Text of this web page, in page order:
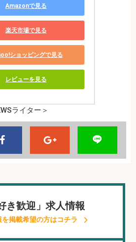
Amazonで見る
楽天市場で見る
ショッピングで見る
レビューを見る
ライター＞
き歓迎」求人情報
を掲載希望の方はコチラ